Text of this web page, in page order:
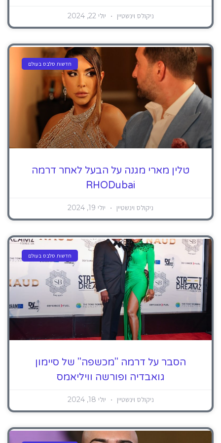
ניקולס וינשטיין יולי 22, 2024
חדשות סלבס בעולם
טלין מארי מגנה על הבעל לאחר דרמה
RHODubai
ניקולס וינשטיין יולי 19, 2024
חדשות סלבס בעולם
הסבר על דרמה "מכשפה" של סיימון
גואבדיה ופורשה וויליאמס
ניקולס וינשטיין יולי 18, 2024